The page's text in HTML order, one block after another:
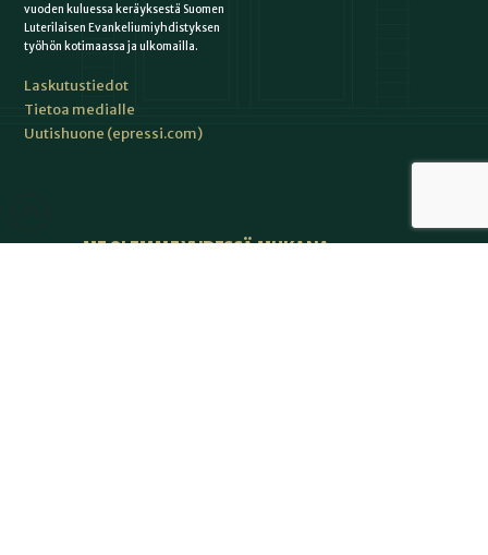
vuoden kuluessa keräyksestä Suomen
Luterilaisen Evankeliumiyhdistyksen
työhön kotimaassa ja ulkomailla.
Laskutustiedot
Tietoa medialle
Uutishuone (epressi.com)
ME OLEMME YHDESSÄ MUKANA: